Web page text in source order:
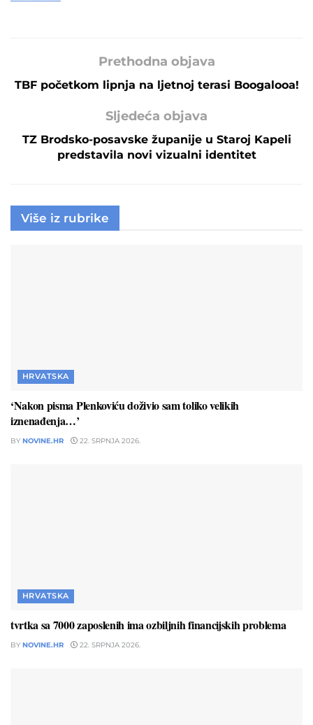
Prethodna objava
TBF početkom lipnja na ljetnoj terasi Boogalooa!
Sljedeća objava
TZ Brodsko-posavske županije u Staroj Kapeli
predstavila novi vizualni identitet
Više iz rubrike
HRVATSKA
‘Nakon pisma Plenkoviću doživio sam toliko velikih
iznenađenja…’
BY NOVINE.HR 22. SRPNJA 2026.
HRVATSKA
tvrtka sa 7000 zaposlenih ima ozbiljnih financijskih problema
BY NOVINE.HR 22. SRPNJA 2026.